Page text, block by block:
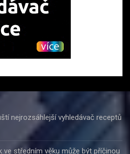
nejrozsáhlejší vyhledávač receptů
ve středním věku může být příčinou